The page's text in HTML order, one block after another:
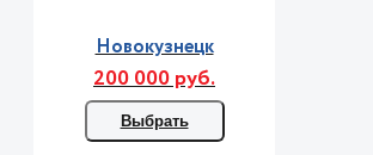
Новокузнецк
200 000 руб.
Выбрать